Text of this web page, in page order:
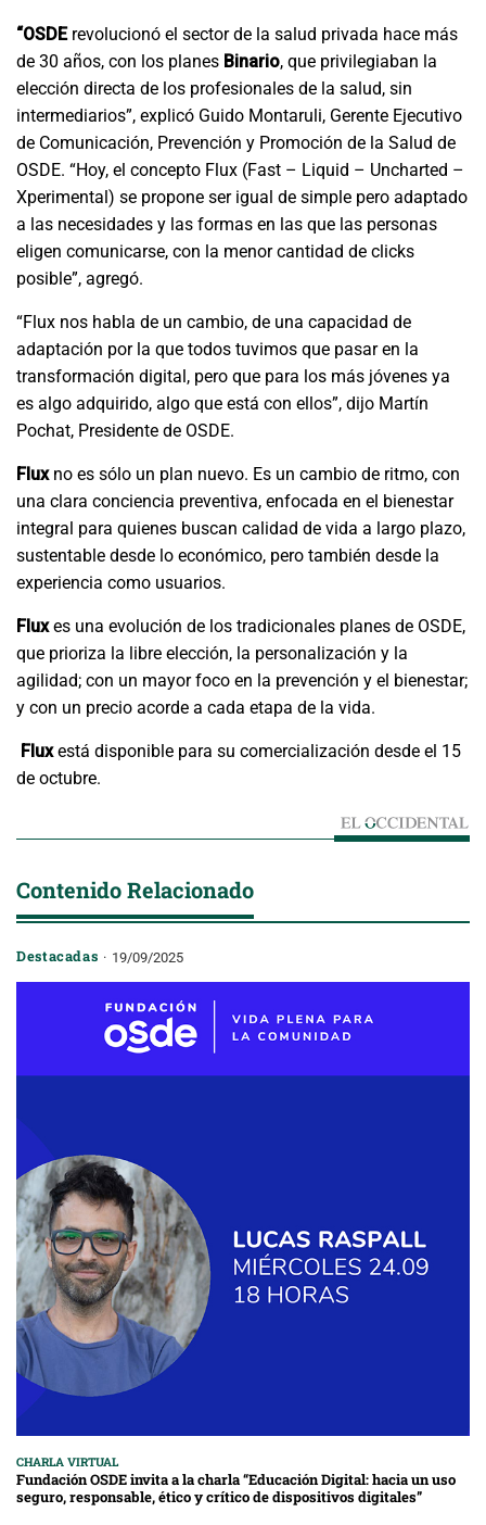
“OSDErevolucionó el sector de la salud privada hace más
de 30 años, con los planes Binario, que privilegiaban la
elección directa de los profesionales de la salud, sin
intermediarios”, explicó Guido Montaruli, Gerente Ejecutivo
de Comunicación, Prevención y Promoción de la Salud de
OSDE. “Hoy, el concepto Flux (Fast – Liquid – Uncharted –
Xperimental) se propone ser igual de simple pero adaptado
a las necesidades y las formas en las que las personas
eligen comunicarse, con la menor cantidad de clicks
posible”, agregó.
“Flux nos habla de un cambio, de una capacidad de
adaptación por la que todos tuvimos que pasar en la
transformación digital, pero que para los más jóvenes ya
es algo adquirido, algo que está con ellos”, dijo Martín
Pochat, Presidente de OSDE.
Fluxno es sólo un plan nuevo. Es un cambio de ritmo, con
una clara conciencia preventiva, enfocada en el bienestar
integral para quienes buscan calidad de vida a largo plazo,
sustentable desde lo económico, pero también desde la
experiencia como usuarios.
Fluxes una evolución de los tradicionales planes de OSDE,
que prioriza la libre elección, la personalización y la
agilidad; con un mayor foco en la prevención y el bienestar;
y con un precio acorde a cada etapa de la vida.
Fluxestá disponible para su comercialización desde el 15
de octubre.
Contenido Relacionado
Destacadas 19/09/2025
CHARLA VIRTUAL
Fundación OSDE invita a la charla “Educación Digital: hacia un uso
seguro, responsable, ético y crítico de dispositivos digitales”